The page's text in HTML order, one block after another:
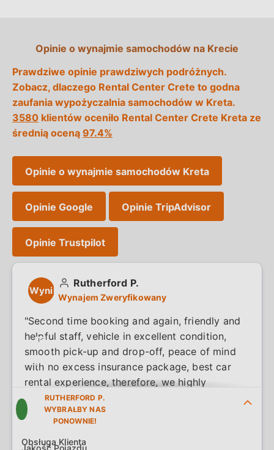
Opinie o wynajmie samochodów na Krecie
Prawdziwe opinie prawdziwych podróżnych.
Zobacz, dlaczego Rental Center Crete to godna
zaufania wypożyczalnia samochodów w Kreta.
3580 klientów oceniło Rental Center Crete Kreta ze
średnią oceną 97.4%
Opinie o wynajmie samochodów Kreta
Opinie Google Opinie TripAdvisor
Opinie Trustpilot
Wynik
na
5.0
Rutherford P.
Wynajem Zweryfikowany
"Second time booking and again, friendly and
helpful staff, vehicle in excellent condition,
smooth pick-up and drop-off, peace of mind
with no excess insurance package, best car
rental experience, therefore, we highly
recommend!!"
RUTHERFORD P.
WYBRAŁBY NAS
PONOWNIE!